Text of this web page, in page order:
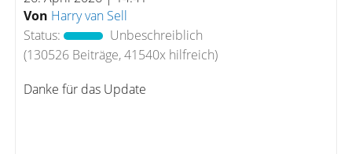
Von Harry van Sell
Status:
Unbeschreiblich
(130526 Beiträge, 41540x hilfreich)
Danke für das Update